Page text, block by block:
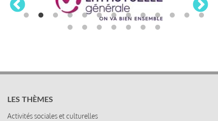
LES THÈMES
Activités sociales et culturelles